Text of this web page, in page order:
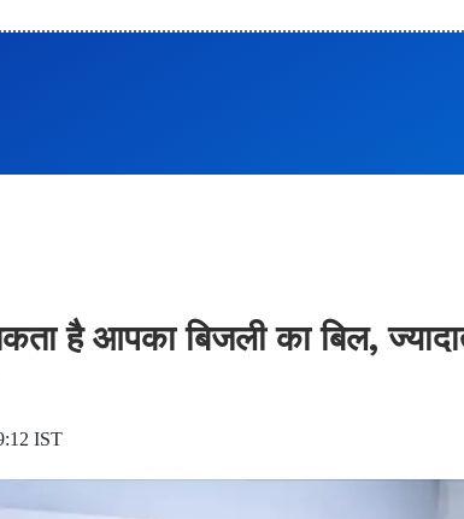
है आपका बिजली का बिल,
IST